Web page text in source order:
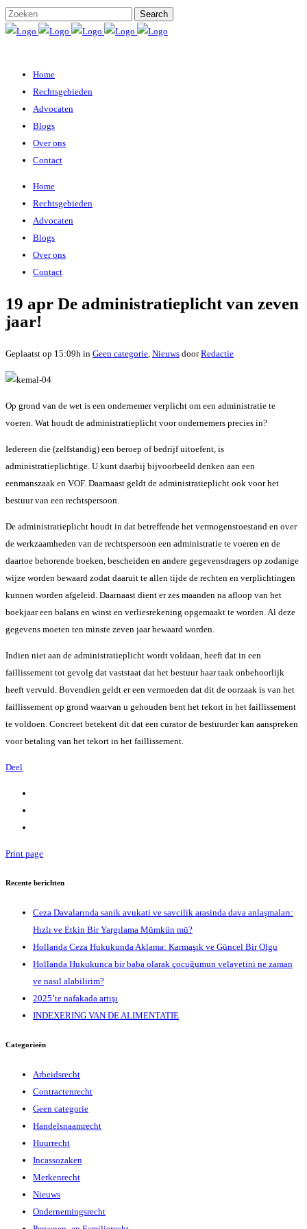
Home
Rechtsgebieden
Advocaten
Blogs
Over ons
Contact
Home
Rechtsgebieden
Advocaten
Blogs
Over ons
Contact
19 apr De administratieplicht van zeven
jaar!
Geplaatst op 15:09h in Geen categorie Nieuws doorRedactie
Op grond van de wet is een ondernemer verplicht om een administratie te
voeren. Wat houdt de administratieplicht voor ondernemers precies in?
Iedereen die (zelfstandig) een beroep of bedrijf uitoefent, is
administratieplichtige. U kunt daarbij bijvoorbeeld denken aan een
eenmanszaak en VOF. Daarnaast geldt de administratieplicht ook voor het
bestuur van een rechtspersoon.
De administratieplicht houdt in dat betreffende het vermogenstoestand en over
de werkzaamheden van de rechtspersoon een administratie te voeren en de
daartoe behorende boeken, bescheiden en andere gegevensdragers op zodanige
wijze worden bewaard zodat daaruit te allen tijde de rechten en verplichtingen
kunnen worden afgeleid. Daarnaast dient er zes maanden na afloop van het
boekjaar een balans en winst en verliesrekening opgemaakt te worden. Al deze
gegevens moeten ten minste zeven jaar bewaard worden.
Indien niet aan de administratieplicht wordt voldaan, heeft dat in een
faillissement tot gevolg dat vaststaat dat het bestuur haar taak onbehoorlijk
heeft vervuld. Bovendien geldt er een vermoeden dat dit de oorzaak is van het
faillissement op grond waarvan u gehouden bent het tekort in het faillissement
te voldoen. Concreet betekent dit dat een curator de bestuurder kan aanspreken
voor betaling van het tekort in het faillissement.
Deel
Print page
Recente berichten
Ceza Davalarında sanik avukati ve savcilik arasinda dava anlaşmaları:
Hızlı ve Etkin Bir Yargılama Mümkün mü?
Hollanda Ceza Hukukunda Aklama: Karmaşık ve Güncel Bir Olgu
Hollanda Hukukunca bir baba olarak çocuğumun velayetini ne zaman
ve nasıl alabilirim?
2025’te nafakada artışı
INDEXERING VAN DE ALIMENTATIE
Categorieën
Arbeidsrecht
Contractenrecht
Geen categorie
Handelsnaamrecht
Huurrecht
Incassozaken
Merkenrecht
Nieuws
Ondernemingsrecht